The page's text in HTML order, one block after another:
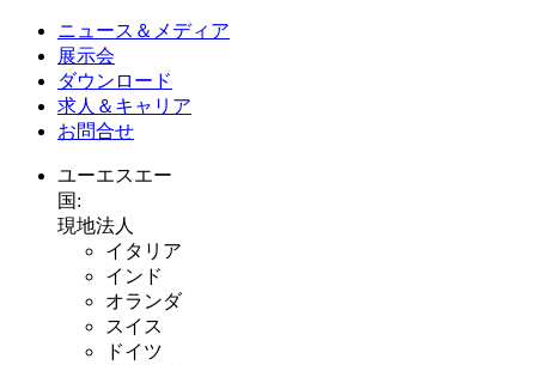
ニュース＆メディア
展示会
ダウンロード
求人＆キャリア
お問合せ
ユーエスエー
国:
現地法人
イタリア
インド
オランダ
スイス
ドイツ